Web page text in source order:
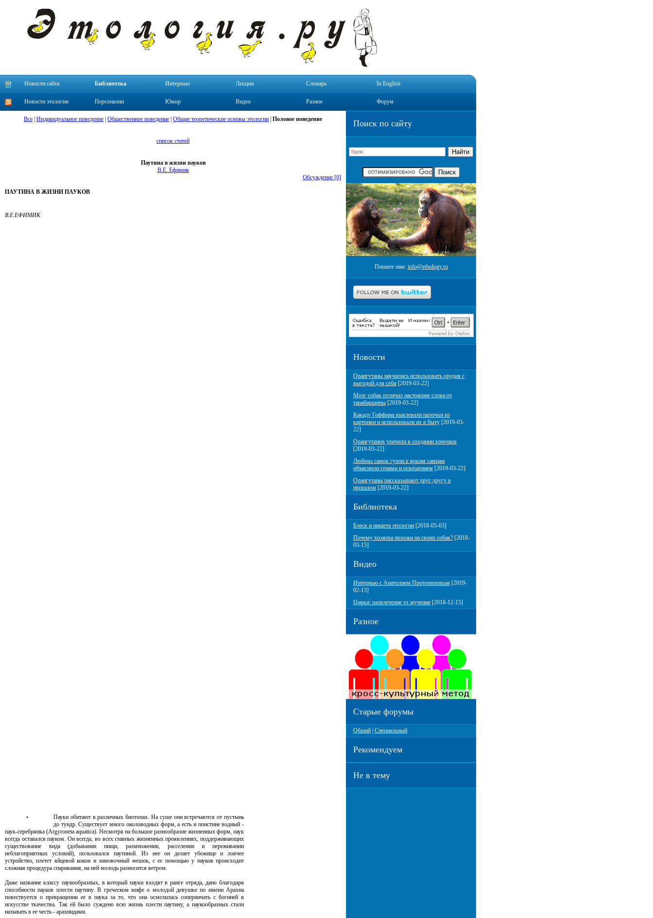
Новости сайта Библиотека Интервью Лекции Словарь In English
Новости этологии Персоналии Юмор Видео Разное Форум
Поиск по сайту
Пишите нам: info@ethology.ru
Новости
Орангутаны научились использовать орудия с
выгодой для себя [2019-03-22]
Мозг собак отличил настоящие слова от
тарабарщины [2019-03-22]
Какаду Гоффина выклевали палочки из
картонки и использовали их в быту [2019-03-
22]
Орангутанов уличили в создании крючков
[2019-03-22]
Любовь самок гуппи к ярким самцам
объяснили генами и освещением [2019-03-22]
Орангутаны рассказывают друг другу о
прошлом [2019-03-22]
Библиотека
Блеск и нищета этологии [2018-05-03]
Почему хозяева похожи на своих собак? [2018-
03-15]
Видео
Интервью с Анатолием Протопоповым [2019-
02-13]
Цирки: развлечение vs мучение [2018-12-15]
Разное
Старые форумы
Общий Специальный
Рекомендуем
Не в тему
Все Индивидуальное поведение Общественное поведение Общие теоретические основы этологии Половое поведение
список статей
Паутина в жизни пауков
В.Е. Ефимик
Обсуждение [0]
ПАУТИНА В ЖИЗНИ ПАУКОВ
В.Е.ЕФИМИК
Пауки обитают в различных биотопах. На суше они встречаются от пустынь
до тундр. Существует много околоводных форм, а есть и поистине водный -
паук-серебрянка (Argyroneta aquatica). Несмотря на большое разнообразие жизненных форм, паук
всегда оставался пауком. Он всегда, во всех главных жизненных проявлениях, поддерживающих
существование вида (добывании пищи, размножении, расселении и переживании
неблагоприятных условий), пользовался паутиной. Из нее он делает убежище и ловчее
устройство, плетет яйцевой кокон и зимовочный мешок, с ее помощью у пауков происходит
сложная процедура спаривания, на ней молодь разносится ветром.
Даже название классу паукообразных, в который пауки входят в ранге отряда, дано благодаря
способности пауков плести паутину. В греческом мифе о молодой девушке по имени Арахна
повествуется о превращении ее в паука за то, что она осмелилась соперничать с богиней в
искусстве ткачества. Так ей было суждено всю жизнь плести паутину, а паукообразных стали
называть в ее честь - арахнидами.